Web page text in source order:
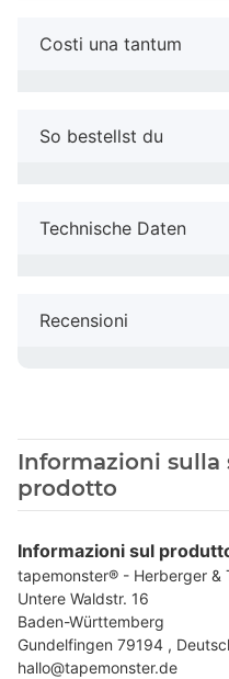
Costi una tantum
So bestellst du
Technische Daten
Recensioni
Informazioni sulla
prodotto
Informazioni sul
tapemonster® - Herberger &
Untere Waldstr. 16
Baden-Württemberg
Gundelfingen 79194 ,
hallo@tapemonster.de